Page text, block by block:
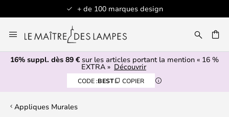
+ de 100 marques design
au
contenu
16% suppl. dès 89 € sur les articles portant la mention « 16 %
EXTRA » Découvrir
CODE :BEST COPIER
Appliques Murales